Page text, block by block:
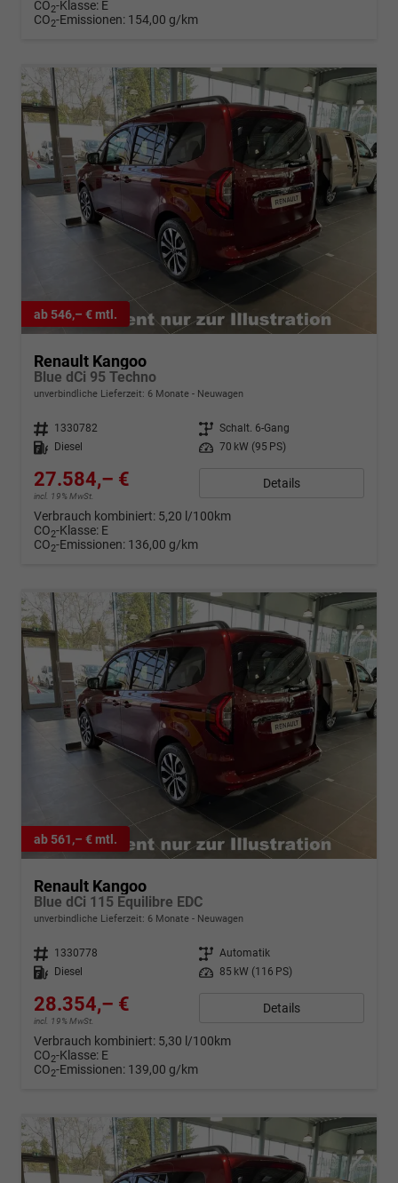
CO2-Klasse: E
CO2-Emissionen: 154,00 g/km
ab 546,– € mtl.
Renault Kangoo
Blue dCi 95 Techno
unverbindliche Lieferzeit: 6 Monate Neuwagen
Fahrzeugnr. 1330782 Getriebe Schalt. 6-Gang
Kraftstoff
Diesel Leistung 70 kW (95 PS)
27.584,– €
incl. 19% MwSt.
Details
Verbrauch kombiniert: 5,20 l/100km
CO2-Klasse: E
CO2-Emissionen: 136,00 g/km
ab 561,– € mtl.
Renault Kangoo
Blue dCi 115 Equilibre EDC
unverbindliche Lieferzeit: 6 Monate Neuwagen
Fahrzeugnr. 1330778 Getriebe Automatik
Kraftstoff
Diesel Leistung 85 kW (116 PS)
28.354,– €
incl. 19% MwSt.
Details
Verbrauch kombiniert: 5,30 l/100km
CO2-Klasse: E
CO2-Emissionen: 139,00 g/km